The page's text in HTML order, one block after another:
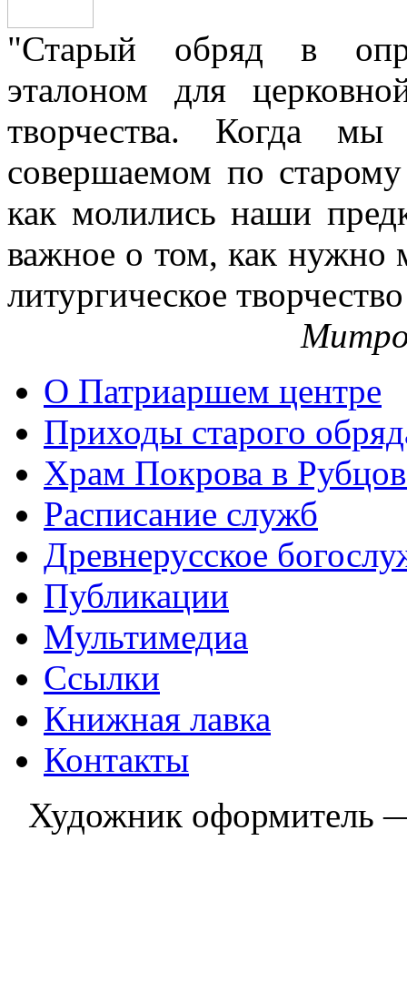
"Старый обряд в
эталоном для
творчества. Когда мы
совершаемом по
как молились наши
важное о том, как нужно
литургическое
О Патриаршем центре
Приходы старого
Храм Покрова в
Расписание служб
Древнерусское
Публикации
Мультимедиа
Ссылки
Книжная лавка
Контакты
Художник оформитель